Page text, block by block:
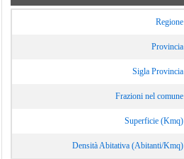
Regione
Provincia
Sigla Provincia
Frazioni nel comune
Superficie (Kmq)
Densità Abitativa (Abitanti/Kmq)